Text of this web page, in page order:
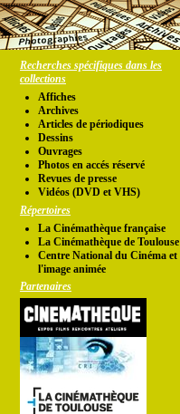
Recherches spécifiques dans les
collections
Affiches
Archives
Articles de périodiques
Dessins
Ouvrages
Photos en accés réservé
Revues de presse
Vidéos (DVD et VHS)
Répertoires
La Cinémathèque française
La Cinémathèque de Toulouse
Centre National du Cinéma et
l'image animée
Partenaires